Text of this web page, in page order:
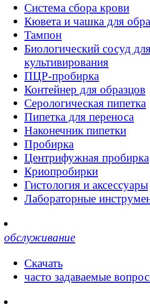
Система сбора крови
Кювета и чашка для
Тампон
Биологический сосуд для
культивирования
ПЦР-пробирка
Контейнер для образцов
Серологическая пипетка
Пипетка для переноса
Наконечник пипетки
Пробирка
Центрифужная пробирка
Криопробирки
Гистология и аксессуары
Лабораторные
обслуживание
Скачать
часто задаваемые